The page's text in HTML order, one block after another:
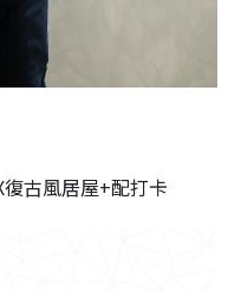
復古風居屋+配打卡